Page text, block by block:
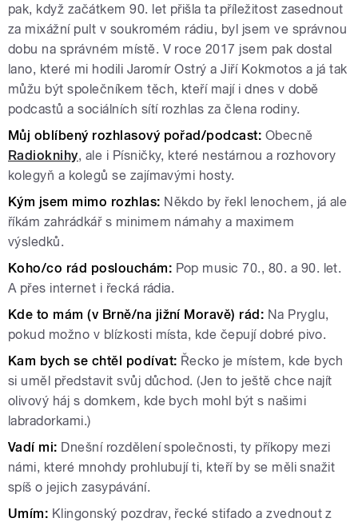
pak, když začátkem 90. let přišla ta příležitost zasednout
za mixážní pult v soukromém rádiu, byl jsem ve správnou
dobu na správném místě. V roce 2017 jsem pak dostal
lano, které mi hodili Jaromír Ostrý a Jiří Kokmotos a já tak
můžu být společníkem těch, kteří mají i dnes v době
podcastů a sociálních sítí rozhlas za člena rodiny.
Můj oblíbený rozhlasový pořad/podcast: Obecně
Radioknihy, ale i Písničky, které nestárnou a rozhovory
kolegyň a kolegů se zajímavými hosty.
Kým jsem mimo rozhlas: Někdo by řekl lenochem, já ale
říkám zahrádkář s minimem námahy a maximem
výsledků.
Koho/co rád poslouchám: Pop music 70., 80. a 90. let.
A přes internet i řecká rádia.
Kde to mám (v Brně/na jižní Moravě) rád: Na Pryglu,
pokud možno v blízkosti místa, kde čepují dobré pivo.
Kam bych se chtěl podívat: Řecko je místem, kde bych
si uměl představit svůj důchod. (Jen to ještě chce najít
olivový háj s domkem, kde bych mohl být s našimi
labradorkami.)
Vadí mi: Dnešní rozdělení společnosti, ty příkopy mezi
námi, které mnohdy prohlubují ti, kteří by se měli snažit
spíš o jejich zasypávání.
Umím: Klingonský pozdrav, řecké stifado a zvednout z